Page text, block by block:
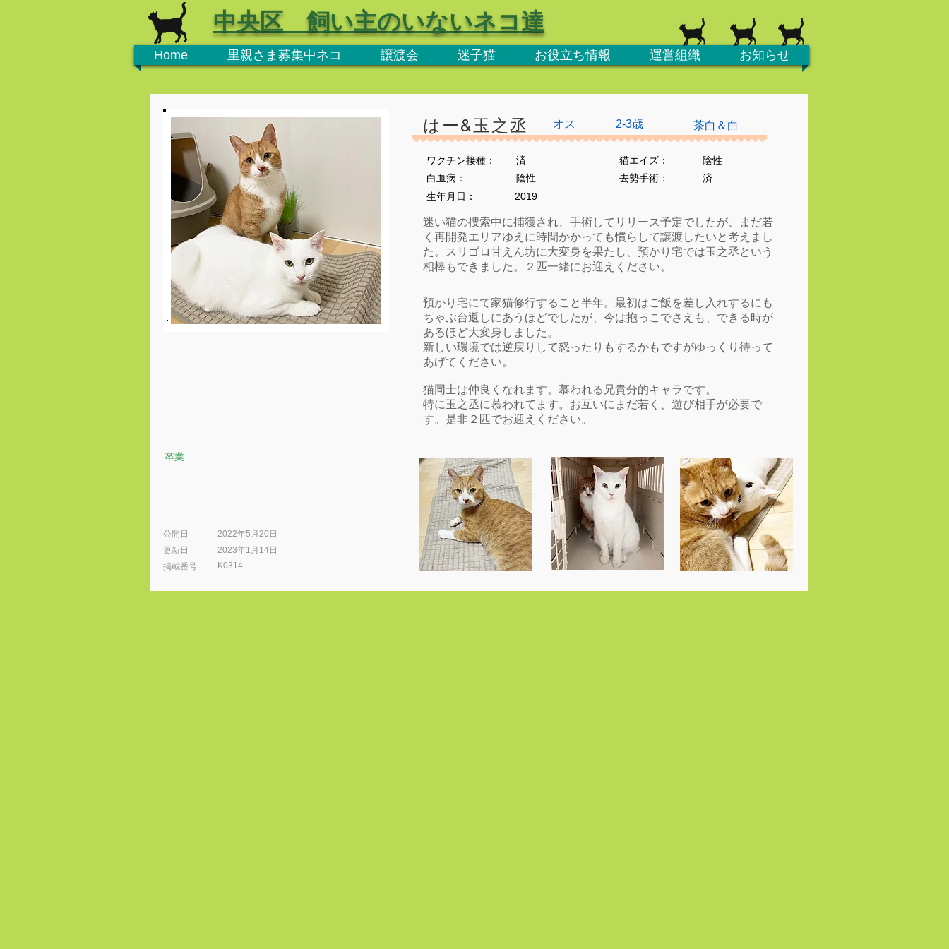
Home 里親さま募集中ネコ 譲渡会 迷子猫 お役立ち情報 運営組織 お知らせ
中央区 飼い主のいないネコ達
卒業
公開日
2022年5月20日
更新日
2023年1月14日
​掲載番号
K0314
オス
はー&玉之丞 2-3歳 茶白＆白
ワクチン接種： 猫エイズ：
済
陰性
​白血病：
陰性 ​去勢手術：
済
生年月日：
2019
迷い猫の捜索中に捕獲され、手術してリリース予定でしたが、まだ若
く再開発エリアゆえに時間かかっても慣らして譲渡したいと考えまし
た。スリゴロ甘えん坊に大変身を果たし、預かり宅では玉之丞という
相棒もできました。２匹一緒にお迎えください。
預かり宅にて家猫修行すること半年。最初はご飯を差し入れするにも
ちゃぶ台返しにあうほどでしたが、今は抱っこでさえも、できる時が
あるほど大変身しました。
新しい環境では逆戻りして怒ったりもするかもですがゆっくり待って
あげてください。
猫同士は仲良くなれます。慕われる兄貴分的キャラです。
特に玉之丞に慕われてます。お互いにまだ若く、遊び相手が必要で
す。是非２匹でお迎えください。